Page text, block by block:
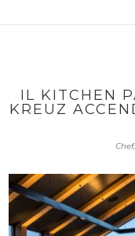
IL KITCHEN
KREUZ
Chef,